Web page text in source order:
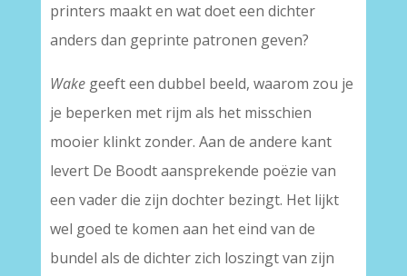
printers maakt en wat doet een dichter
anders dan geprinte patronen geven?
Wakegeeft een dubbel beeld, waarom zou je
je beperken met rijm als het misschien
mooier klinkt zonder. Aan de andere kant
levert De Boodt aansprekende poëzie van
een vader die zijn dochter bezingt. Het lijkt
wel goed te komen aan het eind van de
bundel als de dichter zich loszingt van zijn